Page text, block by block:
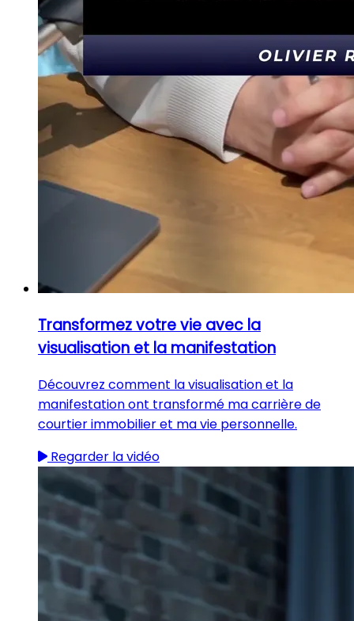
Transformez votre vie avec la
visualisation et la manifestation
Découvrez comment la visualisation et la
manifestation ont transformé ma carrière de
courtier immobilier et ma vie personnelle.
Regarder la vidéo